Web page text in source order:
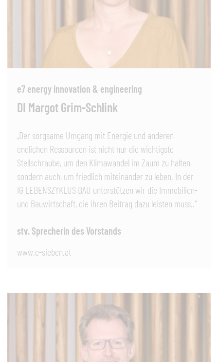
e7 energy innovation & engineering
DI Margot Grim-Schlink
„Der sorgsame Umgang mit Energie und anderen
endlichen Ressourcen ist nicht nur die wichtigste
Stellschraube, um den Klimawandel im Zaum zu halten,
sondern auch, um friedlich miteinander zu leben. In der
IG LEBENSZYKLUS BAU unterstützen wir die Immobilien-
und Bauwirtschaft, die ihren Beitrag dazu leisten muss..“
stv. Sprecherin des Vorstands
www.e-sieben.at